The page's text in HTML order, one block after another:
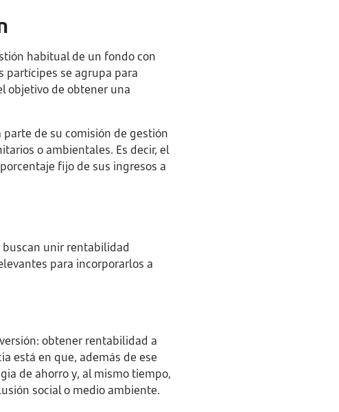
habitual de un fondo con
partícipes se agrupa para
objetivo de obtener una
de su comisión de gestión
o ambientales. Es decir, el
fijo de sus ingresos a
unir rentabilidad
para incorporarlos a
obtener rentabilidad a
está en que, además de ese
de ahorro y, al mismo tiempo,
social o medio ambiente.